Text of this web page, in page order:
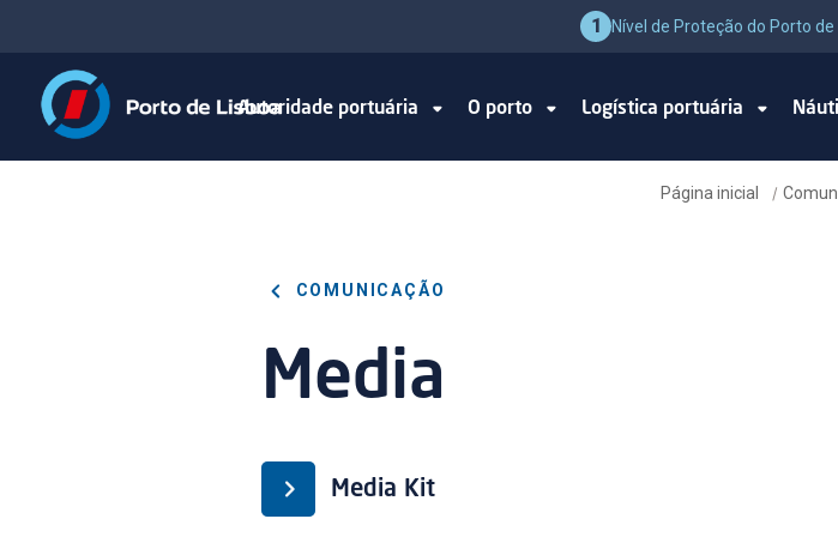
1 Nível de Proteção do Porto de
Autoridade portuária O porto Logística portuária
Página inicial /
COMUNICAÇÃO
Media
Media Kit